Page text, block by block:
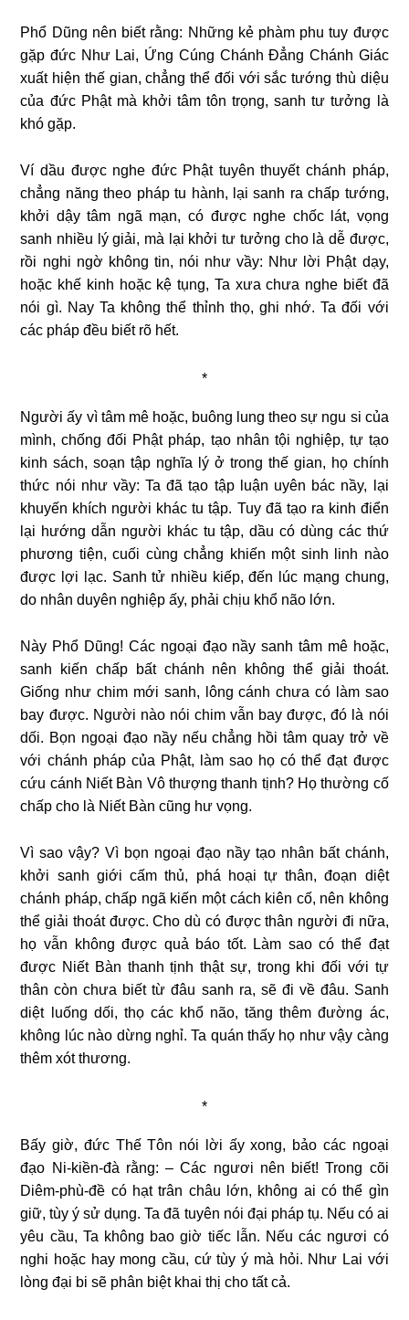
Phổ Dũng nên biết rằng: Những kẻ phàm phu tuy được
gặp đức Như Lai, Ứng Cúng Chánh Đẳng Chánh Giác
xuất hiện thế gian, chẳng thể đối với sắc tướng thù diệu
của đức Phật mà khởi tâm tôn trọng, sanh tư tưởng là
khó gặp.
Ví dầu được nghe đức Phật tuyên thuyết chánh pháp,
chẳng năng theo pháp tu hành, lại sanh ra chấp tướng,
khởi dậy tâm ngã mạn, có được nghe chốc lát, vọng
sanh nhiều lý giải, mà lại khởi tư tưởng cho là dễ được,
rồi nghi ngờ không tin, nói như vầy: Như lời Phật dạy,
hoặc khế kinh hoặc kệ tụng, Ta xưa chưa nghe biết đã
nói gì. Nay Ta không thể thỉnh thọ, ghi nhớ. Ta đối với
các pháp đều biết rõ hết.
*
Người ấy vì tâm mê hoặc, buông lung theo sự ngu si của
mình, chống đối Phật pháp, tạo nhân tội nghiệp, tự tạo
kinh sách, soạn tập nghĩa lý ở trong thế gian, họ chính
thức nói như vầy: Ta đã tạo tập luận uyên bác nầy, lại
khuyến khích người khác tu tập. Tuy đã tạo ra kinh điển
lại hướng dẫn người khác tu tập, dầu có dùng các thứ
phương tiện, cuối cùng chẳng khiến một sinh linh nào
được lợi lạc. Sanh tử nhiều kiếp, đến lúc mạng chung,
do nhân duyên nghiệp ấy, phải chịu khổ não lớn.
Này Phổ Dũng! Các ngoại đạo nầy sanh tâm mê hoặc,
sanh kiến chấp bất chánh nên
không thể giải thoát.
Giống như chim mới sanh, lông cánh chưa có làm sao
bay được. Người nào nói chim vẫn bay được, đó là nói
dối. Bọn ngoại đạo nầy nếu chẳng hồi tâm quay trở về
với chánh pháp của Phật, làm sao họ có thể đạt được
cứu cánh Niết Bàn Vô thượng thanh tịnh? Họ thường cố
chấp cho là Niết Bàn cũng hư vọng.
Vì sao vậy? Vì bọn ngoại đạo nầy tạo nhân bất chánh,
khởi sanh giới cấm thủ, phá hoại tự thân, đoạn diệt
chánh pháp, chấp ngã kiến một cách kiên cố, nên không
thể giải thoát được. Cho dù có được thân người đi nữa,
họ vẫn không được quả báo tốt. Làm sao có thể đạt
được Niết Bàn thanh tịnh thật sự, trong khi đối với tự
thân còn chưa biết từ đâu sanh ra, sẽ đi về đâu. Sanh
diệt luống dối, thọ các khổ não, tăng thêm đường ác,
không lúc nào dừng nghỉ. Ta quán thấy họ như vậy càng
thêm xót thương.
*
Bấy giờ, đức Thế Tôn nói lời ấy xong, bảo các ngoại
đạo Ni-kiền-đà rằng: – Các ngươi nên biết! Trong cõi
Diêm-phù-đề có hạt trân châu lớn, không ai có thể gìn
giữ, tùy ý sử dụng. Ta đã tuyên nói đại pháp tụ. Nếu có ai
yêu cầu, Ta không bao giờ tiếc lẫn. Nếu các ngươi có
nghi hoặc hay mong cầu, cứ tùy ý mà hỏi. Như Lai với
lòng đại bi sẽ phân biệt khai thị cho tất cả.